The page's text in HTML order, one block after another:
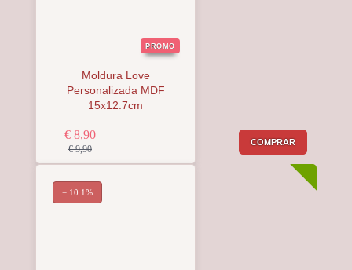
PROMO
Moldura Love
Personalizada MDF
15x12.7cm
€ 8,90
€ 9,90
COMPRAR
− 10.1%